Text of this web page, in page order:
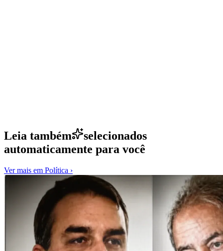
Leia também
selecionados
automaticamente para você
Ver mais em Política ›